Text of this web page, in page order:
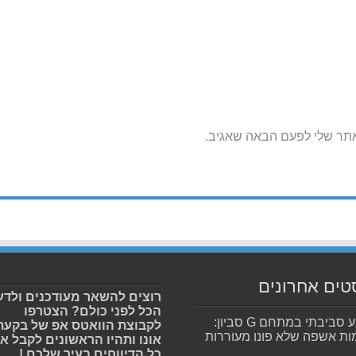
שלי לפעם הבאה שאגיב.
אחרונים
מפגע סביבתי במתחם G סביון:
אשפה שלא פונו מעוררות
רוצים להשאר מעודכנים
הכל לפני כולם? הצטרפו
לקבוצת הוואטס אפ של
אונו ותהיו הראשונים לקבל